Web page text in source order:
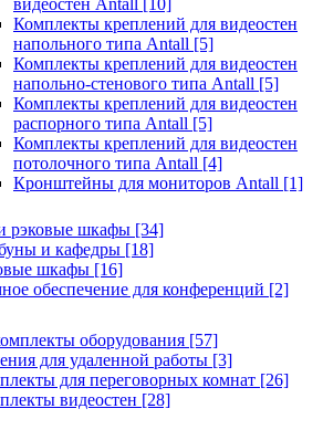
видеостен Antall [10]
Комплекты креплений для видеостен
напольного типа Antall [5]
Комплекты креплений для видеостен
напольно-стенового типа Antall [5]
Комплекты креплений для видеостен
распорного типа Antall [5]
Комплекты креплений для видеостен
потолочного типа Antall [4]
Кронштейны для мониторов Antall [1]
рэковые шкафы [34]
и кафедры [18]
шкафы [16]
обеспечение для конференций [2]
оборудования [57]
для удаленной работы [3]
для переговорных комнат [26]
видеостен [28]